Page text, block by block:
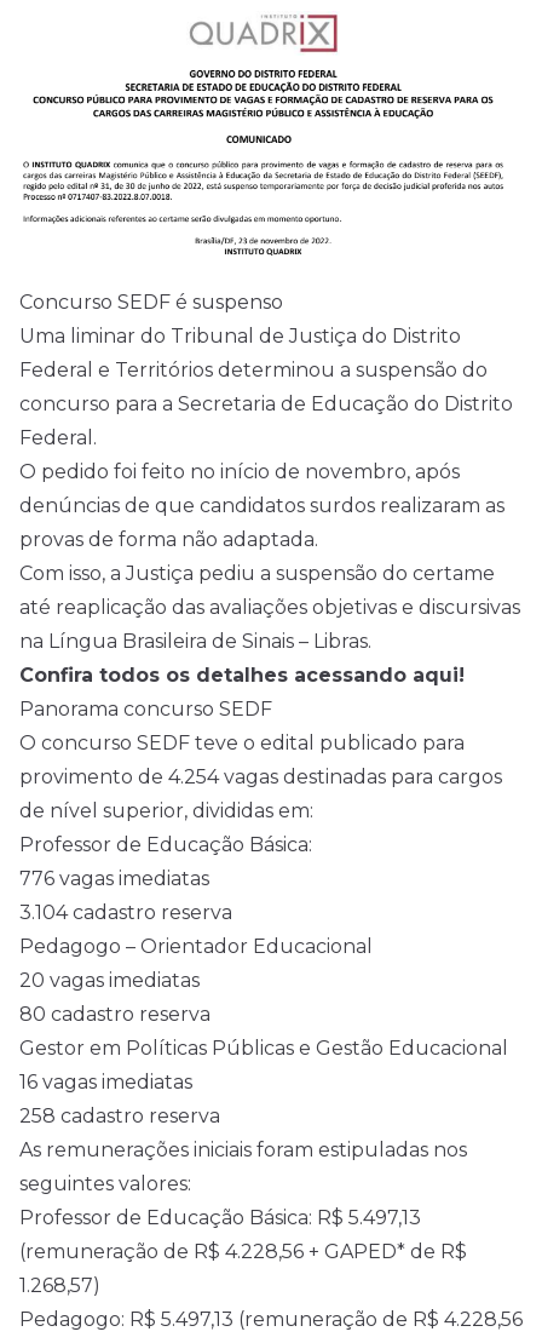
Concurso SEDF é suspenso
Uma liminar do Tribunal de Justiça do Distrito
Federal e Territórios determinou a suspensão do
concurso para a Secretaria de Educação do Distrito
Federal.
O pedido foi feito no início de novembro, após
denúncias de que candidatos surdos realizaram as
provas de forma não adaptada.
Com isso, a Justiça pediu a suspensão do certame
até reaplicação das avaliações objetivas e discursivas
na Língua Brasileira de Sinais – Libras.
Confira todos os detalhes acessando aqui!
Panorama concurso SEDF
O concurso SEDF teve o edital publicado para
provimento de 4.254 vagas destinadas para cargos
de nível superior, divididas em:
Professor de Educação Básica:
776 vagas imediatas
3.104 cadastro reserva
Pedagogo – Orientador Educacional
20 vagas imediatas
80 cadastro reserva
Gestor em Políticas Públicas e Gestão Educacional
16 vagas imediatas
258 cadastro reserva
As remunerações iniciais foram estipuladas nos
seguintes valores:
Professor de Educação Básica: R$ 5.497,13
(remuneração de R$ 4.228,56 + GAPED* de R$
1.268,57)
Pedagogo: R$ 5.497,13 (remuneração de R$ 4.228,56